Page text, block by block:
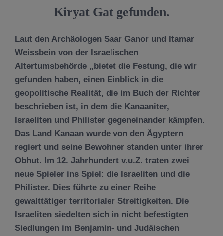
Kiryat Gat gefunden.
Laut den Archäologen Saar Ganor und Itamar
Weissbein von der Israelischen
Altertumsbehörde „bietet die Festung, die wir
gefunden haben, einen Einblick in die
geopolitische Realität, die im Buch der Richter
beschrieben ist, in dem die Kanaaniter,
Israeliten und Philister gegeneinander kämpfen.
Das Land Kanaan wurde von den Ägyptern
regiert und seine Bewohner standen unter ihrer
Obhut. Im 12. Jahrhundert v.u.Z. traten zwei
neue Spieler ins Spiel: die Israeliten und die
Philister. Dies führte zu einer Reihe
gewalttätiger territorialer Streitigkeiten. Die
Israeliten siedelten sich in nicht befestigten
Siedlungen im Benjamin- und Judäischen